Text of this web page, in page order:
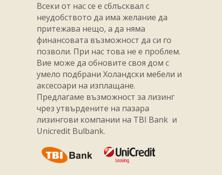
Всеки от нас се е сблъсквал с
неудобството да има желание да
притежава нещо, а да няма
финансовата възможност да си го
позволи. При нас това не е проблем.
Вие може да обновите своя дом с
умело подбрани Холандски мебели и
аксесоари на изплащане.
Предлагаме възможност за лизинг
чрез утвърдените на пазара
лизингови компании на TBI Bank и
Unicredit Bulbank.